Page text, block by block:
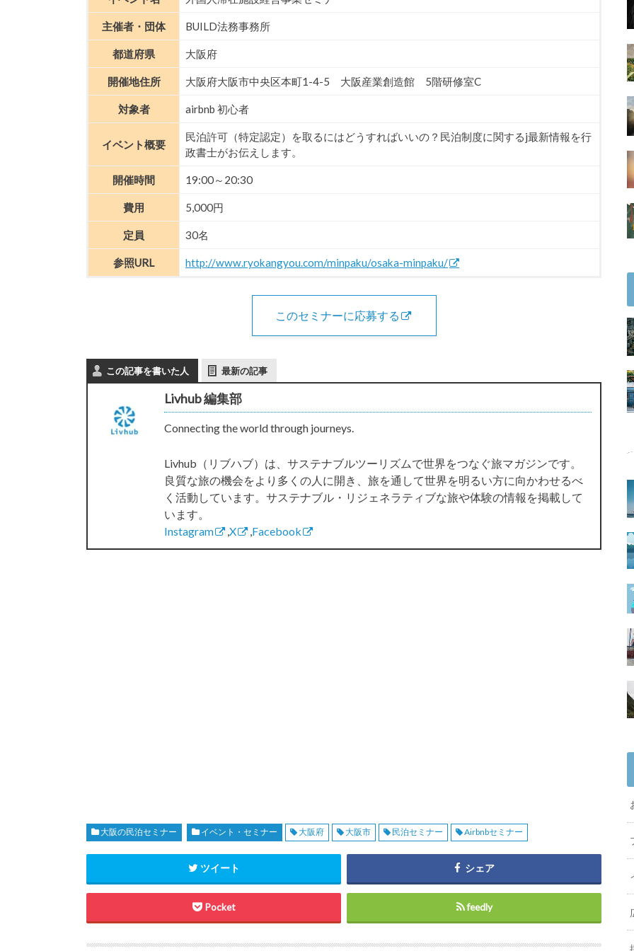
主催者・団体 BUILD法務事務所
都道府県 大阪府
開催地住所 大阪府大阪市中央区本町1-4-5 大阪産業創造館 5階研修室C
対象者 airbnb 初心者
イベント概要
民泊許可（特定認定）を取るにはどうすればいいの？民泊制度に関するj最新情報を行
政書士がお伝えします。
開催時間 19:00～20:30
費用 5,000円
定員 30名
参照URL http://www.ryokangyou.com/minpaku/osaka-minpaku/
このセミナーに応募する
この記事を書いた人 最新の記事
Livhub 編集部
Connecting the world through journeys.
Livhub（リブハブ）は、サステナブルツーリズムで世界をつなぐ旅マガジンです。
良質な旅の機会をより多くの人に開き、旅を通して世界を明るい方に向かわせるべ
く活動しています。サステナブル・リジェネラティブな旅や体験の情報を掲載して
います。
Instagram
X Facebook
大阪の民泊セミナー イベント・セミナー 大阪府 大阪市 民泊セミナー Airbnbセミナー
ツイート シェア
Pocket feedly